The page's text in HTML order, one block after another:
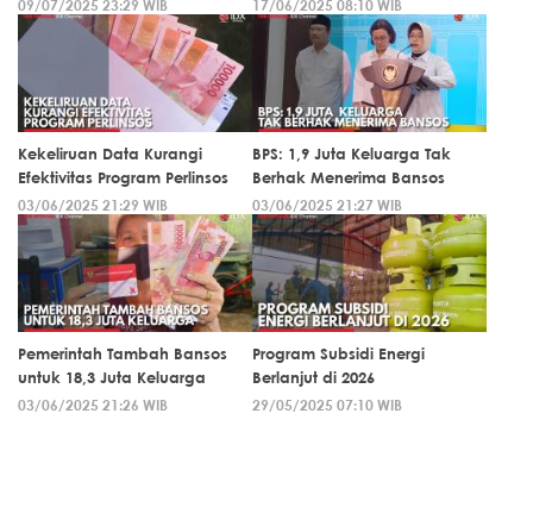
09/07/2025 23:29 WIB
17/06/2025 08:10 WIB
Kekeliruan Data Kurangi
Efektivitas Program Perlinsos
03/06/2025 21:29 WIB
BPS: 1,9 Juta Keluarga Tak
Berhak Menerima Bansos
03/06/2025 21:27 WIB
Pemerintah Tambah Bansos
untuk 18,3 Juta Keluarga
03/06/2025 21:26 WIB
Program Subsidi Energi
Berlanjut di 2026
29/05/2025 07:10 WIB